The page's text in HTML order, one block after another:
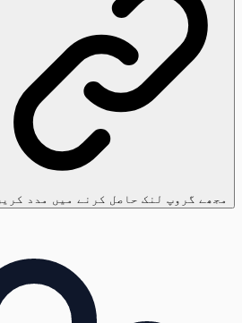
مجھے گروپ لنک حاصل کرنے میں مدد کریں